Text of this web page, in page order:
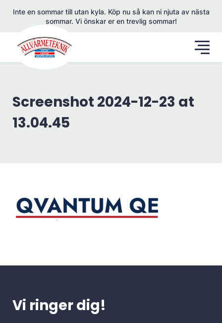
Inte en sommar till utan kyla. Köp nu så kan ni njuta av nästa
sommar. Vi önskar er en trevlig sommar!
Screenshot 2024-12-23 at
13.04.45
Vi ringer dig!